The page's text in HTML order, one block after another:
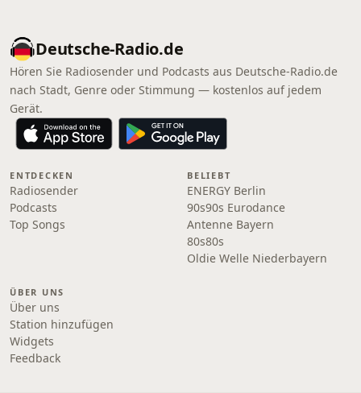
Deutsche-Radio.de
Hören Sie Radiosender und Podcasts aus Deutsche-Radio.de
nach Stadt, Genre oder Stimmung — kostenlos auf jedem
Gerät.
ENTDECKEN
Radiosender
Podcasts
Top Songs
BELIEBT
ENERGY Berlin
90s90s Eurodance
Antenne Bayern
80s80s
Oldie Welle Niederbayern
ÜBER UNS
Über uns
Station hinzufügen
Widgets
Feedback